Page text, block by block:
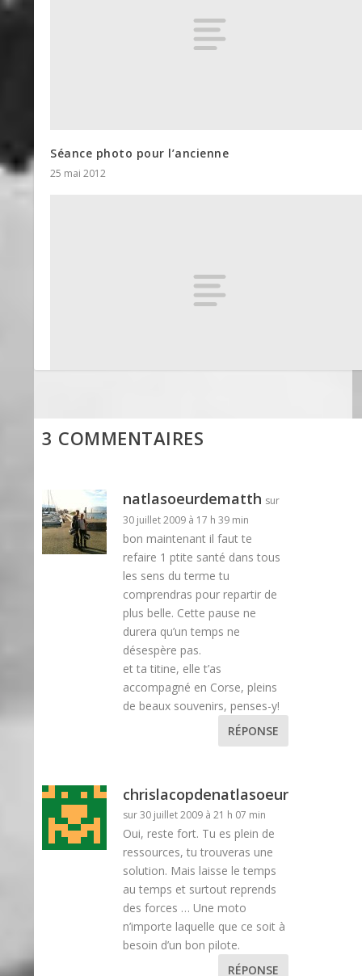
Séance photo pour l’ancienne
25 mai 2012
7 juin 2008
3 COMMENTAIRES
natlasoeurdematth sur
30 juillet 2009 à 17 h 39 min
bon maintenant il faut te
refaire 1 ptite santé dans tous
les sens du terme tu
comprendras pour repartir de
plus belle. Cette pause ne
durera qu’un temps ne
désespère pas.
et ta titine, elle t’as
accompagné en Corse, pleins
de beaux souvenirs, penses-y!
RÉPONSE
chrislacopdenatlasoeur
sur 30 juillet 2009 à 21 h 07 min
Oui, reste fort. Tu es plein de
ressources, tu trouveras une
solution. Mais laisse le temps
au temps et surtout reprends
des forces … Une moto
n’importe laquelle que ce soit à
besoin d’un bon pilote.
RÉPONSE